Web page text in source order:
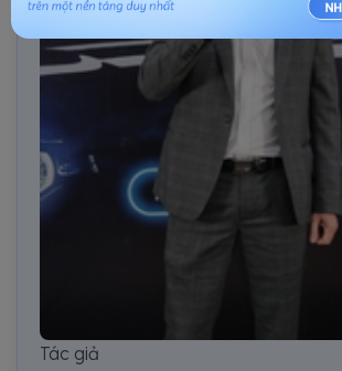
Tác giả